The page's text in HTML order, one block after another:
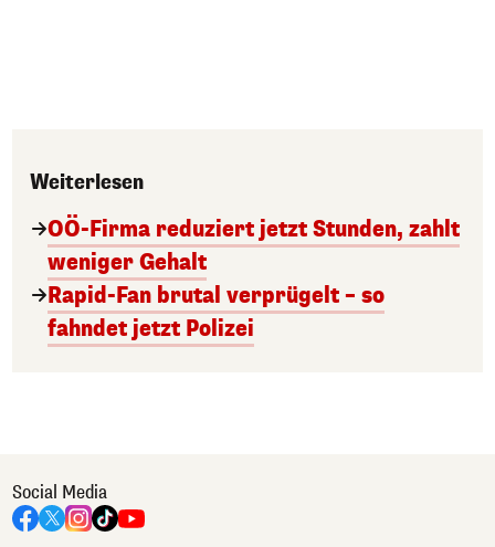
Weiterlesen
OÖ-Firma reduziert jetzt Stunden, zahlt
weniger Gehalt
Rapid-Fan brutal verprügelt – so
fahndet jetzt Polizei
Social Media